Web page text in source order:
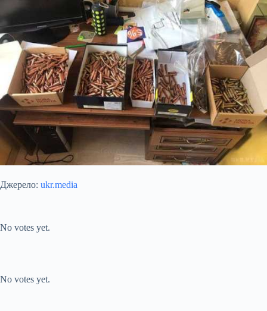
Джерело: ukr.media
No votes yet.
No votes yet.